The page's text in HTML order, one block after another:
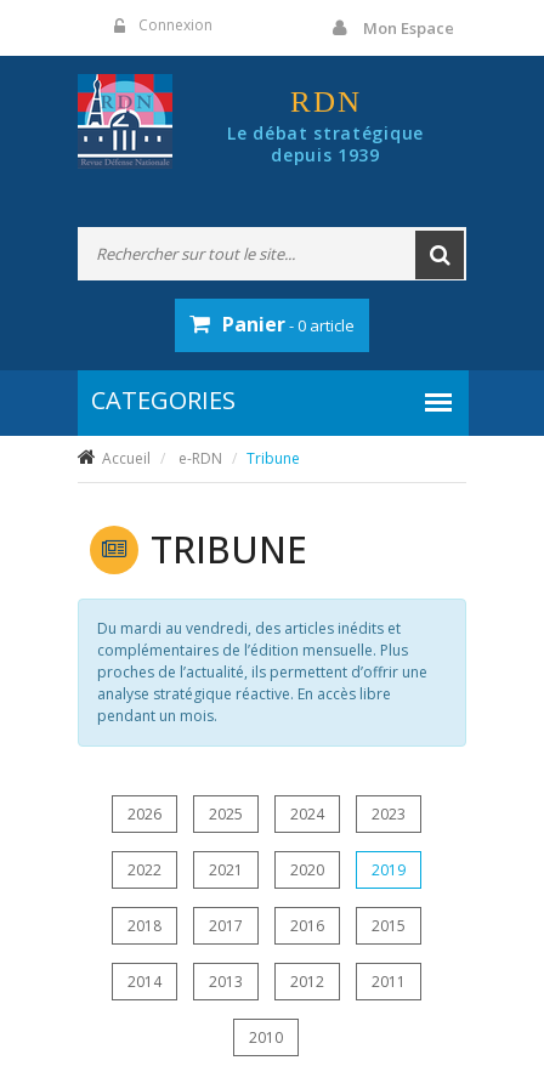
Connexion Mon Espace
RDN
Le débat stratégique
depuis 1939
Panier- 0 article
Accueil e-RDN Tribune
TRIBUNE
Du mardi au vendredi, des articles inédits et
complémentaires de l’édition mensuelle. Plus
proches de l’actualité, ils permettent d’offrir une
analyse stratégique réactive. En accès libre
pendant un mois.
2026 2025 2024 2023
2022 2021 2020 2019
2018 2017 2016 2015
2014 2013 2012 2011
2010